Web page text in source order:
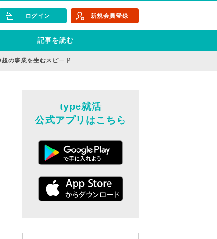
記事を読む
ログイン 新規会員登録
の事業を生むスピード
type就活
公式アプリはこちら